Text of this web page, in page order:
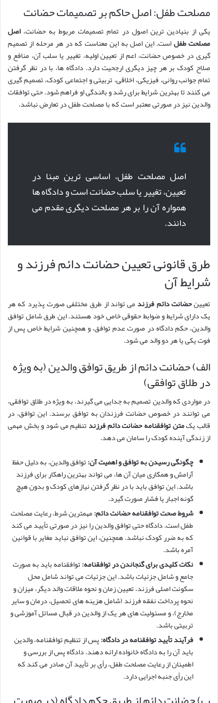
مصلحت طفل: اصل حاکم بر تصمیمات حضانت
یکی از بنیادین ترین اصول در تمام تصمیمات مربوط به حضانت،اصل
مصلحت طفلاست. این اصل به این معناست که در هر مرحله از تصمیم
گیری در خصوص حضانت، اعم از تعیین اولیه، تغییر یا سلب آن، منافع و
صلاح کودک بر هر چیز دیگری ارجحیت دارد. دادگاه ها، با در نظر گرفتن
تمام جوانب روانی، فیزیکی، اخلاقی، تربیتی و اجتماعی کودک، تصمیم گیری
می کنند تا بهترین شرایط برای رشد و بالندگی او فراهم شود. حتی توافقات
والدین نیز در صورتی معتبر است که با مصلحت طفل در تعارض نباشد.
اصل مصلحت طفل، اساسی ترین مبنا در
تعیین، تغییر یا سلب حضانت است و دادگاه ها
همواره آن را بر هر مصلحت دیگری مقدم می
دانند.
طرق قانونی تعیین حضانت دائم فرزند و
شرایط آن
تعیینحضانت دائم فرزند می تواند از طرق مختلفی صورت پذیرد که هر
یک دارای شرایط و ضوابط حقوقی خاص خود هستند. این طرق شامل توافق
والدین، حکم دادگاه در صورت عدم توافق، و همچنین شرایط خاص پس از
فوت یکی یا هر دو والد می شود.
الف) حضانت دائم از طریق توافق والدین (به ویژه
در طلاق توافقی)
در مواردی که والدین تصمیم به جدایی می گیرند، به ویژه در طلاق توافقی،
می توانند در خصوص حضانت فرزندان به توافق برسند. این توافق، در
قالب یکمتن توافقنامه حضانت دائم فرزند تنظیم می شود و بخش مهمی
از زندگی آینده کودک را سامان می دهد.
چگونگی رسیدن به توافق و اهمیت آن:توافق والدین، به دلیل حفظ
آرامش و همکاری میان آن ها، می تواند بهترین راهکار برای فرزند
باشد. این توافق باید با در نظر گرفتن نیازهای کودک و بدون هیچ
گونه اجبار یا فشار صورت گیرد.
شروط صحت توافقنامه حضانت دائم:مهمترین شرط، رعایت مصلحت
طفل است. دادگاه حتی توافق والدین را نیز در صورتی تأیید می کند
که به ضرر کودک نباشد. همچنین، این توافق نباید مغایر با قوانین
آمره باشد.
نکات کلیدی برای گنجاندن در توافقنامه:توافقنامه باید به صورت
جامع و شامل جزئیات باشد. این جزئیات می تواند شامل محل
سکونت اصلی فرزند، تعیین زمان و نحوه ملاقات والد دیگر، میزان و
نحوه پرداخت نفقه فرزند (شامل هزینه های تحصیل، درمان و سایر
مخارج)، و مسئولیت های هر یک از والدین در قبال مسائل آموزشی و
تربیتی باشد.
فرآیند تأیید توافقنامه در دادگاه:پس از تنظیم توافقنامه، والدین
باید آن را به دادگاه خانواده ارائه دهند. دادگاه پس از بررسی و
اطمینان از رعایت مصلحت طفل، رأی بر تأیید آن صادر می کند که
این رأی جنبه اجرایی دارد.